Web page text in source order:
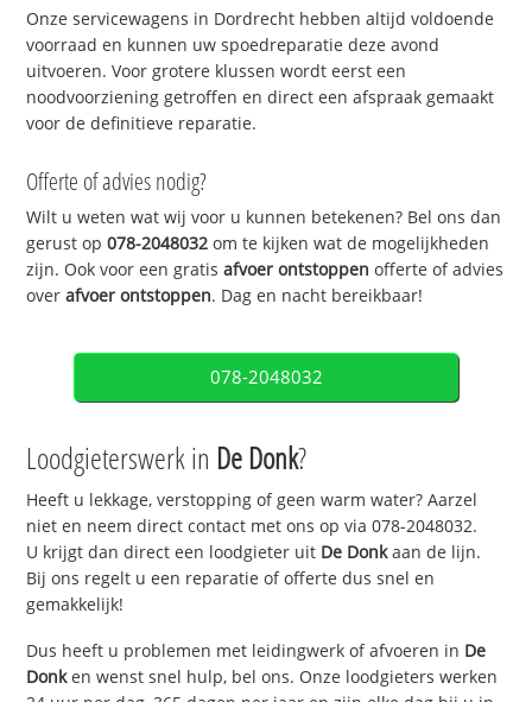
Onze servicewagens in Dordrecht hebben altijd voldoende
voorraad en kunnen uw spoedreparatie deze avond
uitvoeren. Voor grotere klussen wordt eerst een
noodvoorziening getroffen en direct een afspraak gemaakt
voor de definitieve reparatie.
Offerte of advies nodig?
Wilt u weten wat wij voor u kunnen betekenen? Bel ons dan
gerust op078-2048032 om te kijken wat de mogelijkheden
zijn. Ook voor een gratisafvoer ontstoppen offerte of advies
overafvoer ontstoppen. Dag en nacht bereikbaar!
078-2048032
Loodgieterswerk in De Donk?
Heeft u lekkage, verstopping of geen warm water? Aarzel
niet en neem direct contact met ons op via 078-2048032.
U krijgt dan direct een loodgieter uit De Donkaan de lijn.
Bij ons regelt u een reparatie of offerte dus snel en
gemakkelijk!
Dus heeft u problemen met leidingwerk of afvoeren in De
Donken wenst snel hulp, bel ons. Onze loodgieters werken